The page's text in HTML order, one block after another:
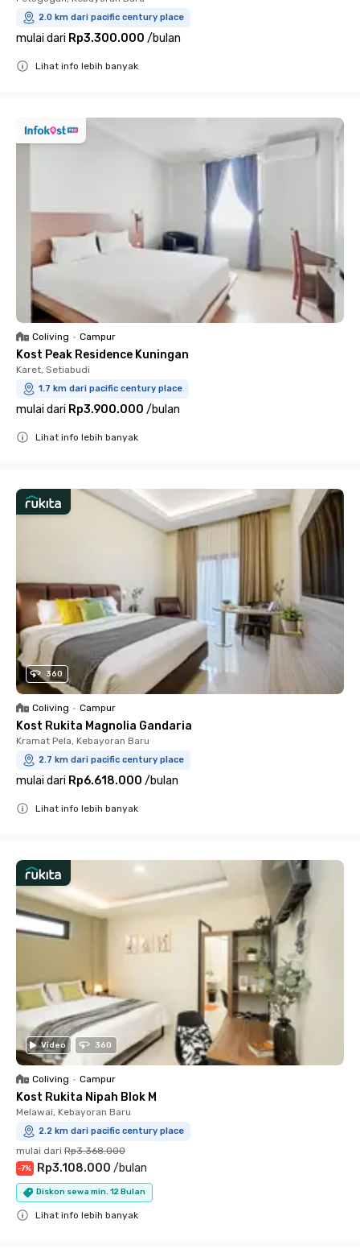
2.0 km dari pacific century place
mulai dari Rp3.300.000 /bulan
Lihat info lebih banyak
Coliving • Campur
Kost Peak Residence Kuningan
Karet, Setiabudi
1.7 km dari pacific century place
mulai dari Rp3.900.000 /bulan
Lihat info lebih banyak
360
Coliving • Campur
Kost Rukita Magnolia Gandaria
Kramat Pela, Kebayoran Baru
2.7 km dari pacific century place
mulai dari Rp6.618.000 /bulan
Lihat info lebih banyak
Video 360
Coliving • Campur
Kost Rukita Nipah Blok M
Melawai, Kebayoran Baru
2.2 km dari pacific century place
mulai dari Rp3.368.000
-7% Rp3.108.000 /bulan
Diskon sewa min. 12 Bulan
Lihat info lebih banyak